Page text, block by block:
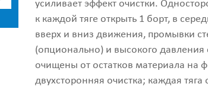
усиливает эффект очистки.
к каждой тяге открыть 1 борт, в
вверх и вниз движения, промывки
(опционально) и высокого давления
очищены от остатков материала на
двухсторонняя очистка; каждая тяга